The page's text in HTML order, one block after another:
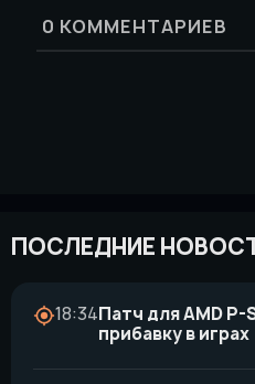
0 КОММЕНТАРИЕВ
ПОСЛЕДНИЕ
18:34Патч для AMD
прибавку в играх